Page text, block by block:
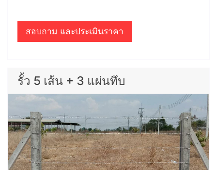
สอบถาม และประเมินราคา
รั้ว 5 เส้น + 3 แผ่นทึบ